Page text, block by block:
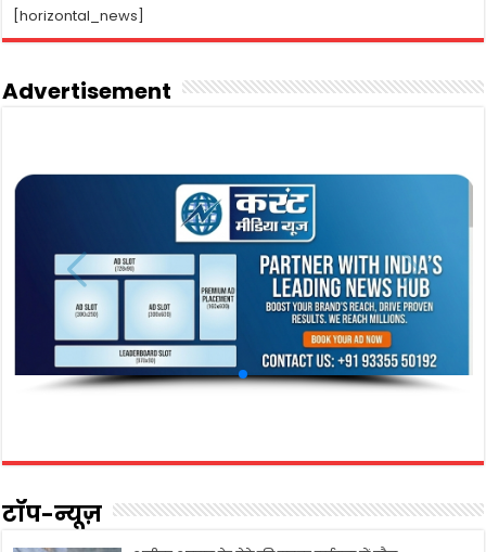
[horizontal_news]
Advertisement
टॉप-न्यूज़